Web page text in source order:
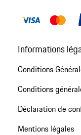
Informations
Conditions
Conditions
Déclaration de
Mentions légales